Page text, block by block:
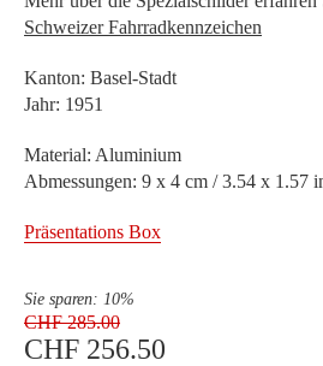
Schweizer Fahrradkennzeichen
Kanton: Basel-Stadt
Jahr: 1951
Material: Aluminium
Abmessungen: 9 x 4 cm / 3.54 x 1.57
Präsentations Box
CHF285.00
Ursprünglicher
CHF 256.50
Sie sparen: 10%